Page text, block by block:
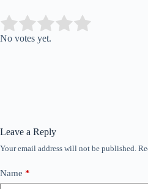
Rate this item:
No votes yet.
Leave a Reply
Your email address will not be published.
Name *